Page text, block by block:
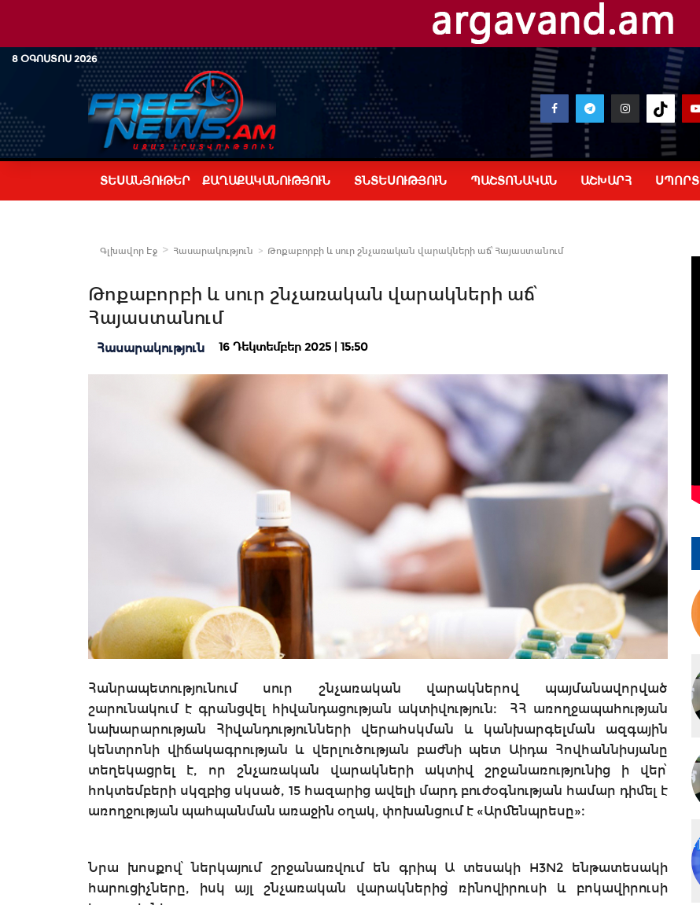
8 ՕԳՈՍՏՈՍ 2026
ՏԵՍԱՆՅՈՒԹԵՐ ՔԱՂԱՔԱԿԱՆՈՒԹՅՈՒՆ ՏՆՏԵՍՈՒԹՅՈՒՆ ՊԱՇՏՈՆԱԿԱՆ ԱՇԽԱՐՀ ՍՊՈՐՏ
Գլխավոր Էջ Հասարակություն Թոքաբորբի և սուր շնչառական վարակների աճ՝ Հայաստանում
Թոքաբորբի և սուր շնչառական վարակների աճ՝
Հայաստանում
Հասարակություն 16 Դեկտեմբեր 2025 | 15:50
Հանրապետությունում սուր շնչառական վարակներով պայմանավորված
շարունակում է գրանցվել հիվանդացության ակտիվություն։ ՀՀ առողջապահության
նախարարության Հիվանդությունների վերահսկման և կանխարգելման ազգային
կենտրոնի վիճակագրության և վերլուծության բաժնի պետ Աիդա Հովհաննիսյանը
տեղեկացրել է, որ շնչառական վարակների ակտիվ շրջանառությունից ի վեր՝
հոկտեմբերի սկզբից սկսած, 15 հազարից ավելի մարդ բուժօգնության համար դիմել է
առողջության պահպանման առաջին օղակ, փոխանցում է «Արմենպրեսը»։
Նրա խոսքով՝ ներկայում շրջանառվում են գրիպ Ա տեսակի H3N2 ենթատեսակի
հարուցիչները, իսկ այլ շնչառական վարակներից՝ ռինովիրուսի և բոկավիրուսի